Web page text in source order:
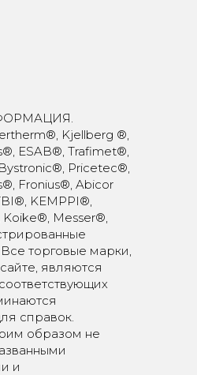
Kjellberg ®,
ESAB®, Trafimet®,
Pricetec®,
Fronius®, Abicor
KEMPPI®,
Messer®,
торговые марки,
являются
справок.
образом не
и